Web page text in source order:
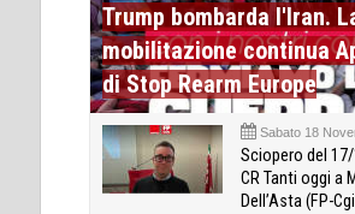
Trump bombarda l'Iran.
mobilitazione continua
di Stop Rearm Europe
Sabato 18
Sciopero del 17/
CR Tanti oggi a
Dell’Asta (FP-